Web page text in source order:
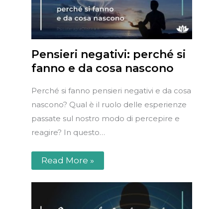
Pensieri negativi: perché si
fanno e da cosa nascono
Perché si fanno pensieri negativi e da cosa
nascono? Qual è il ruolo delle esperienze
passate sul nostro modo di percepire e
reagire? In questo…
Read More »